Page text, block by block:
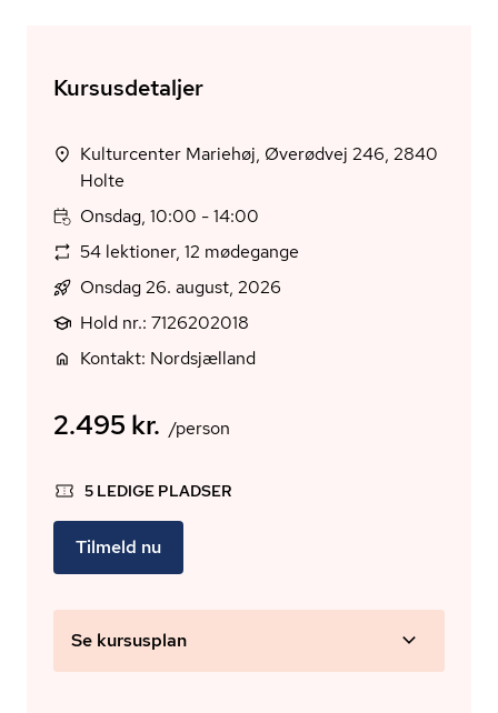
Kursusdetaljer
Kulturcenter Mariehøj, Øverødvej 246, 2840
Holte
Onsdag, 10:00 - 14:00
54 lektioner, 12 mødegange
Onsdag 26. august, 2026
Hold nr.: 7126202018
Kontakt: Nordsjælland
2.495 kr. /person
5 LEDIGE PLADSER
Tilmeld nu
Se kursusplan